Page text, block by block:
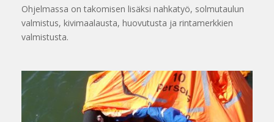
Ohjelmassa on takomisen lisäksi nahkatyö, solmutaulun
valmistus, kivimaalausta, huovutusta ja rintamerkkien
valmistusta.